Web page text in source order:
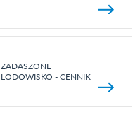
ZADASZONE
LODOWISKO - CENNIK